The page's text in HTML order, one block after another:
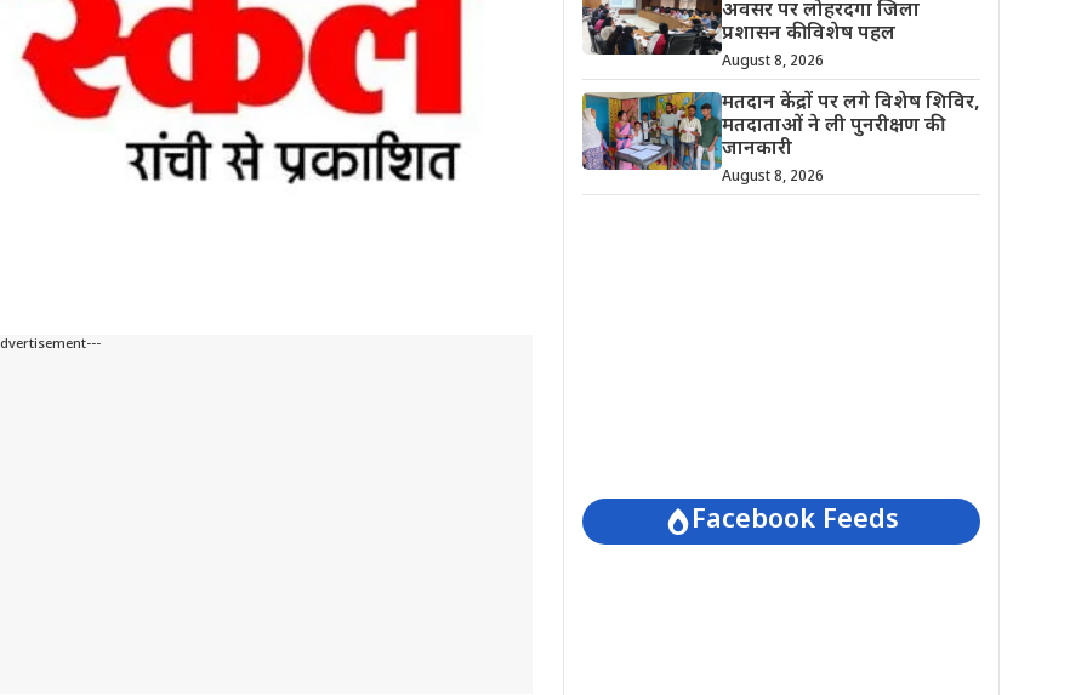
अवसर पर लोहरदगा जिला
प्रशासन की विशेष पहल
August 8, 2026
मतदान केंद्रों पर लगे विशेष शिविर,
मतदाताओं ने ली पुनरीक्षण की
जानकारी
August 8, 2026
Facebook Feeds